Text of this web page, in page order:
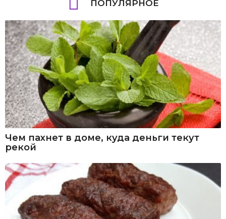
ПОПУЛЯРНОЕ
Чем пахнет в доме, куда деньги текут
рекой